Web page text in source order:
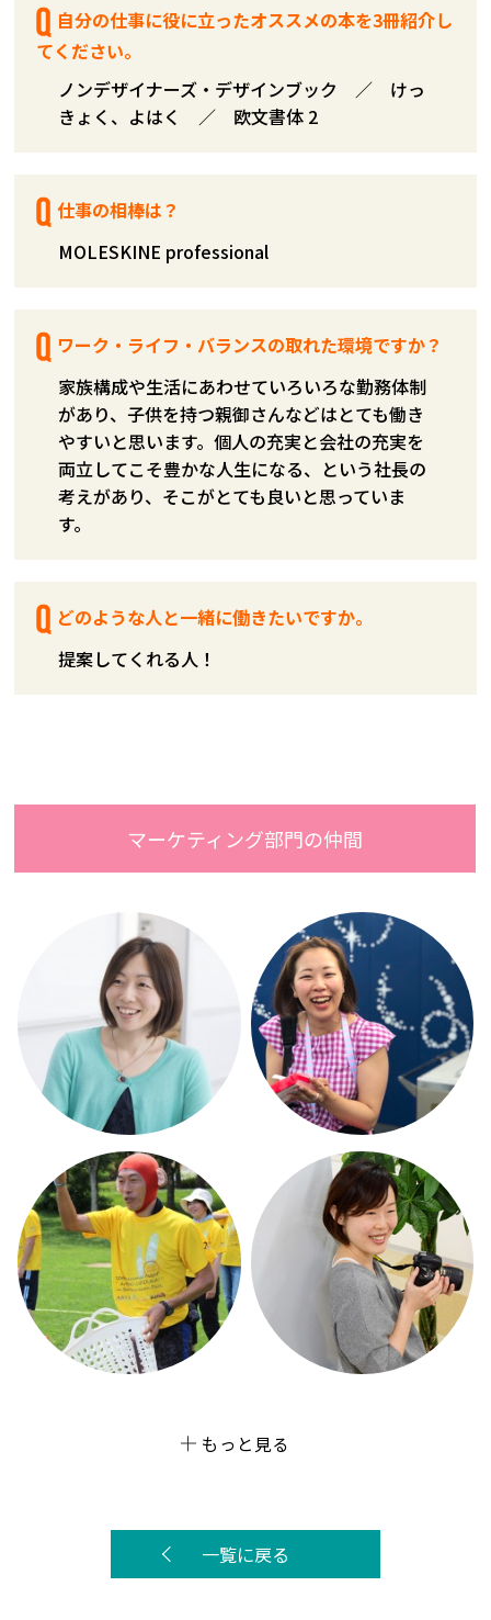
自分の仕事に役に立ったオススメの本を3冊紹介し
てください。
ノンデザイナーズ・デザインブック ／ けっ
きょく、よはく ／ 欧文書体 2
仕事の相棒は？
MOLESKINE professional
ワーク・ライフ・バランスの取れた環境ですか？
家族構成や生活にあわせていろいろな勤務体制
があり、子供を持つ親御さんなどはとても働き
やすいと思います。個人の充実と会社の充実を
両立してこそ豊かな人生になる、という社長の
考えがあり、そこがとても良いと思っていま
す。
どのような人と一緒に働きたいですか。
提案してくれる人！
マーケティング部門の仲間
もっと見る
一覧に戻る